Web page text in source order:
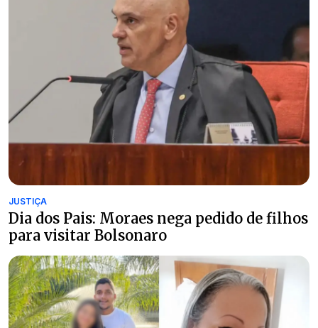
JUSTIÇA
Dia dos Pais: Moraes nega pedido de filhos
para visitar Bolsonaro